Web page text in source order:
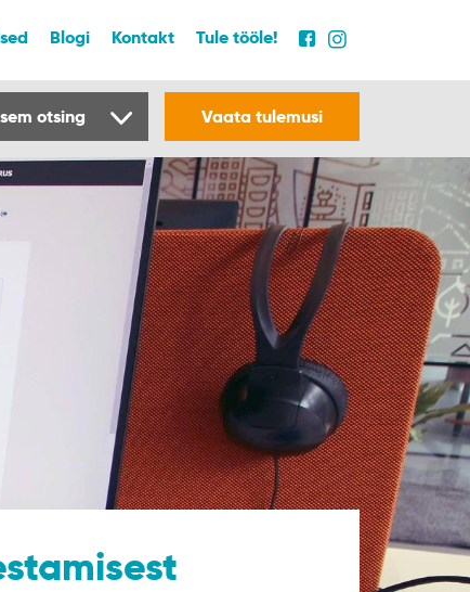
Blogi Kontakt Tule tööle!
otsing